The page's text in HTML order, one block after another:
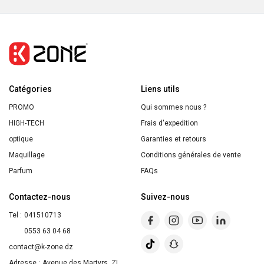
Corps
Argan
Pétales
de
Rose
390ml
Catégories
PROMO
HIGH-TECH
optique
Maquillage
Parfum
Liens utils
Qui sommes nous ?
Frais d'expedition
Garanties et retours
Conditions générales de vente
FAQs
Contactez-nous
Tel : 041510713
0553 63 04 68
contact@k-zone.dz
Suivez-nous